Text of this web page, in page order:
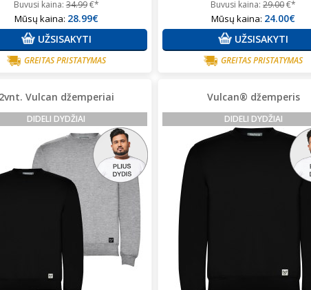
Buvusi kaina:34.99€*
Mūsų kaina: 28.99€
UŽSISAKYTI
GREITAS PRISTATYMAS
Buvusi kaina:29.00€*
Mūsų kaina: 24.00€
UŽSISAKYTI
GREITAS PRISTATYMAS
Vulcan džemperiai
DIDELI DYDŽIAI
Vulcan® džemperis
DIDELI DYDŽIAI